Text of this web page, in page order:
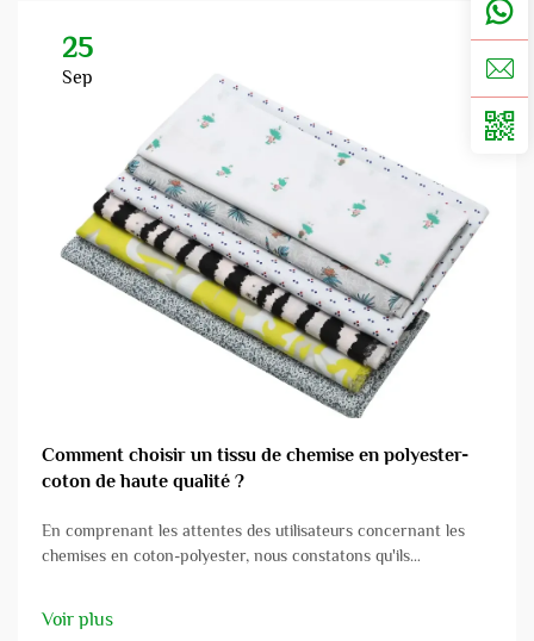
25
Sep
Comment choisir un tissu de chemise en polyester-
coton de haute qualité ?
En comprenant les attentes des utilisateurs concernant les
chemises en coton-polyester, nous constatons qu'ils
fraction des qualités offertes par la construction textile du
Voir plus